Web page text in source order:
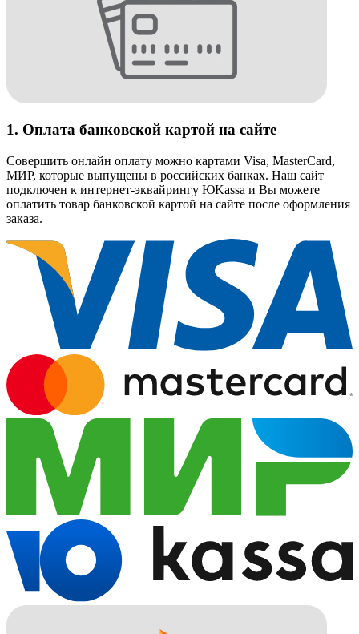
1. Оплата банковской картой на сайте
Совершить онлайн оплату можно картами Visa, MasterCard,
МИР, которые выпущены в российских банках. Наш сайт
подключен к интернет-эквайрингу ЮKassa и Вы можете
оплатить товар банковской картой на сайте после оформления
заказа.